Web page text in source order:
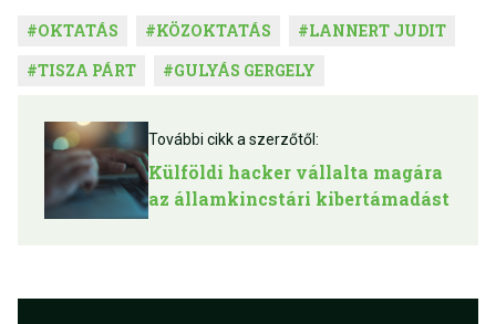
#OKTATÁS #KÖZOKTATÁS #LANNERT JUDIT
#TISZA PÁRT #GULYÁS GERGELY
További cikk a szerzőtől:
Külföldi hacker vállalta magára
az államkincstári kibertámadást